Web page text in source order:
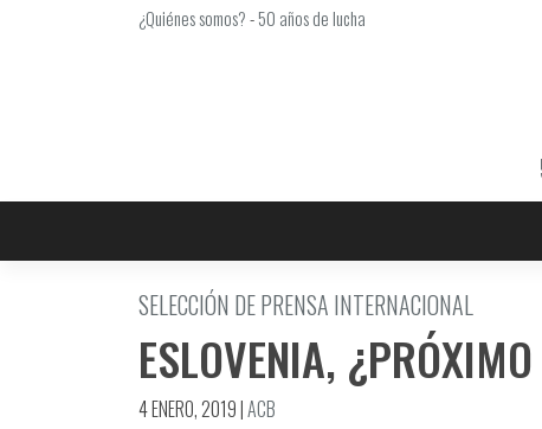
¿Quiénes somos?-50 años de lucha
SELECCIÓN DE PRENSA INTERNACIONAL
ESLOVENIA,
4 ENERO, 2019|ACB